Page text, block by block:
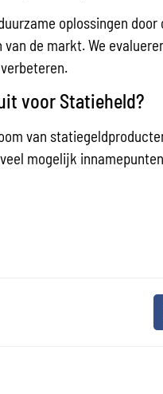
oplossingen
de markt. We
voor Statieheld?
van
mogelijk